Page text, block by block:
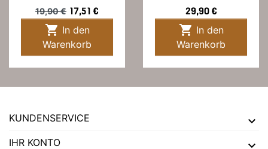
Verkaufspreis
19,90 € Preis
17,51 €

Warenkorb
Preis
29,90 €

Warenkorb
KUNDENSERVICE
IHR KONTO